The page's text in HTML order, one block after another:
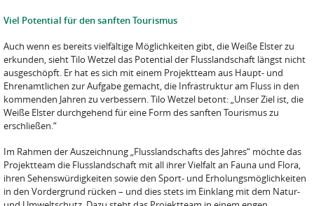
Viel Potential für den sanften Tourismus
Auch wenn es bereits vielfältige Möglichkeiten gibt, die Weiße Elster zu
erkunden, sieht Tilo Wetzel das Potential der Flusslandschaft längst nicht
ausgeschöpft. Er hat es sich mit einem Projektteam aus Haupt- und
Ehrenamtlichen zur Aufgabe gemacht, die Infrastruktur am Fluss in den
kommenden Jahren zu verbessern. Tilo Wetzel betont: „Unser Ziel ist, die
Weiße Elster durchgehend für eine Form des sanften Tourismus zu
erschließen.“
Im Rahmen der Auszeichnung „Flusslandschafts des Jahres“ möchte das
Projektteam die Flusslandschaft mit all ihrer Vielfalt an Fauna und Flora,
ihren Sehenswürdigkeiten sowie den Sport- und Erholungsmöglichkeiten
in den Vordergrund rücken – und dies stets im Einklang mit dem Natur-